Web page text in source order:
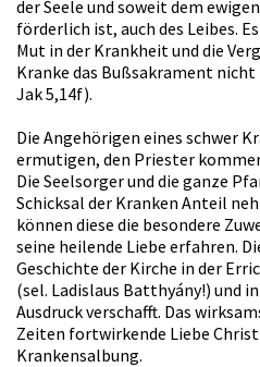
der Seele und soweit dem
förderlich ist, auch des Leibes.
Mut in der Krankheit und die
Kranke das Bußsakrament
Jak 5,14f).
Die Angehörigen eines schwer
ermutigen, den Priester
Die Seelsorger und die ganze
Schicksal der Kranken Anteil
können diese die besondere
seine heilende Liebe erfahren.
Geschichte der Kirche in der
(sel. Ladislaus Batthyány!) und
Ausdruck verschafft. Das
Zeiten fortwirkende Liebe
Krankensalbung.